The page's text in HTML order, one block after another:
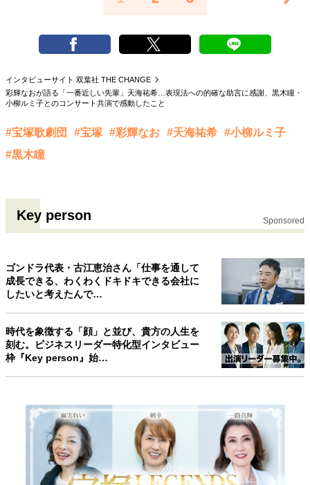
インタビューサイト 双葉社 THE CHANGE
彩輝なおが語る「一番近しい先輩」天海祐希…表現法への的確な助言に感謝、黒木瞳・
小柳ルミ子とのコンサート共演で感動したこと
#宝塚歌劇団 #宝塚 #彩輝なお #天海祐希 #小柳ルミ子
#黒木瞳
Key person Sponsored
ゴンドラ代表・古江恵治さん「仕事を通して
成長できる、わくわくドキドキできる会社に
したいと考えたんで…
時代を象徴する「顔」と並び、貴方の人生を
刻む。ビジネスリーダー特化型インタビュー
枠『Key person』始…